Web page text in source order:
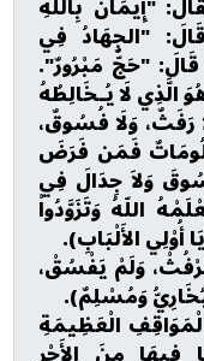
"الجِهَادُ فِي
"حَجٌّ مَبْرُورٌ".
الَّذِي لَا يُـخَالِطُهُ
رَفَثٌ، وَلَا فُسُوقٌ،
فَمَن فَرَضَ
وَلاَ جِدَالَ فِي
اللّهُ وَتَزَوَّدُواْ
أُوْلِي الأَلْبَابِ).
وَلَمْ يَفْسُقْ،
وَمُسْلِمٌ).
الْعَظِيمَةِ